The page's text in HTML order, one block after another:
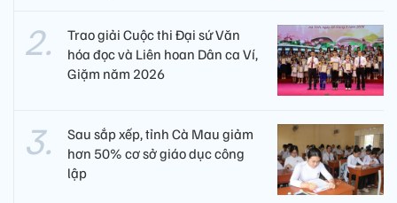
Trao giải Cuộc thi Đại sứ Văn
hóa đọc và Liên hoan Dân ca Ví,
Giặm năm 2026
Sau sắp xếp, tỉnh Cà Mau giảm
hơn 50% cơ sở giáo dục công
lập